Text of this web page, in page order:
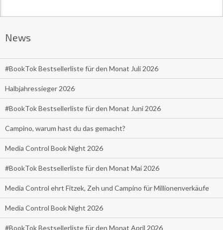
News
#BookTok Bestsellerliste für den Monat Juli 2026
Halbjahressieger 2026
#BookTok Bestsellerliste für den Monat Juni 2026
Campino, warum hast du das gemacht?
Media Control Book Night 2026
#BookTok Bestsellerliste für den Monat Mai 2026
Media Control ehrt Fitzek, Zeh und Campino für Millionenverkäufe
Media Control Book Night 2026
#BookTok Bestsellerliste für den Monat April 2026